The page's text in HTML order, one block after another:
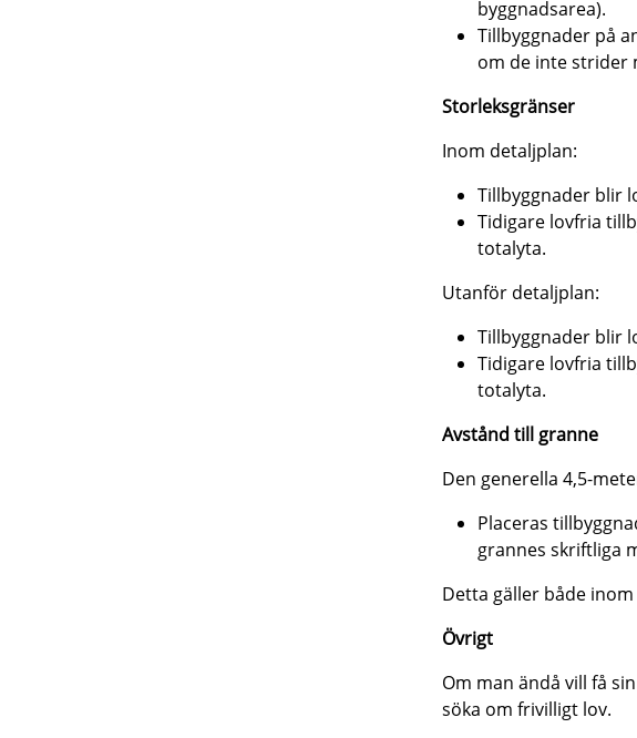
byggnadsarea).
Tillbyggnader på
om de inte strider
Storleksgränser
Inom detaljplan:
Tillbyggnader blir
Tidigare lovfria
totalyta.
Utanför detaljplan:
Tillbyggnader blir
Tidigare lovfria
totalyta.
Avstånd till granne
Den generella 4,5-
Placeras
grannes skriftliga
Detta gäller både
Övrigt
Om man ändå vill få
söka om frivilligt lov.